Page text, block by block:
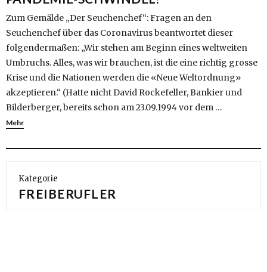
Zum Gemälde „Der Seuchenchef“: Fragen an den
Seuchenchef über das Coronavirus beantwortet dieser
folgendermaßen: „Wir stehen am Beginn eines weltweiten
Umbruchs. Alles, was wir brauchen, ist die eine richtig grosse
Krise und die Nationen werden die «Neue Weltordnung»
akzeptieren.“ (Hatte nicht David Rockefeller, Bankier und
Bilderberger, bereits schon am 23.09.1994 vor dem …
Mehr
Kategorie
FREIBERUFLER